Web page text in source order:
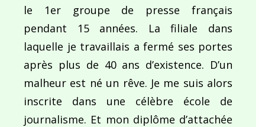
le 1er groupe de presse français
pendant 15 années. La filiale dans
laquelle je travaillais a fermé ses portes
après plus de 40 ans d’existence. D’un
malheur est né un rêve. Je me suis alors
inscrite dans une célèbre école de
journalisme. Et mon diplôme d’attachée